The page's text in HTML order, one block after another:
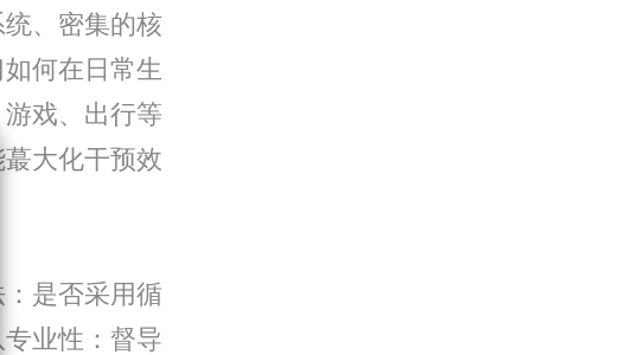
、密集的核
何在日常生
戏、出行等
大化干预效
是否采用循
业性：督导